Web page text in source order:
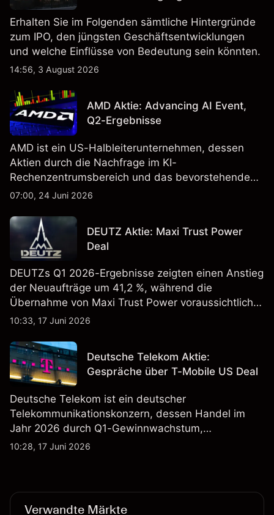
Erhalten Sie im Folgenden sämtliche Hintergründe
zum IPO, den jüngsten Geschäftsentwicklungen
und welche Einflüsse von Bedeutung sein könnten.
14:56, 3 August 2026
AMD Aktie: Advancing AI Event,
Q2-Ergebnisse
AMD ist ein US-Halbleiterunternehmen, dessen
Aktien durch die Nachfrage im KI-
Rechenzentrumsbereich und das bevorstehende
„Advancing AI 2026"-Event im Juli Aufmerksamkeit
Vergangenheit ist kein verlässlicher Indikator für
zukünftige Ergebnisse.
07:00, 24 Juni 2026
DEUTZ Aktie: Maxi Trust Power
Deal
DEUTZs Q1 2026-Ergebnisse zeigten einen Anstieg
der Neuaufträge um 41,2 %, während die
Übernahme von Maxi Trust Power voraussichtlich
40 Mio. € zum Umsatz von DEUTZ Energy
Vergangenheit ist kein verlässlicher Indikator für
zukünftige Ergebnisse.
10:33, 17 Juni 2026
Deutsche Telekom Aktie:
Gespräche über T-Mobile US Deal
Deutsche Telekom ist ein deutscher
Telekommunikationskonzern, dessen Handel im
Jahr 2026 durch Q1-Gewinnwachstum,
Aktienrückkäufe und Berichte über einen möglichen
10:28, 17 Juni 2026
Verwandte Märkte